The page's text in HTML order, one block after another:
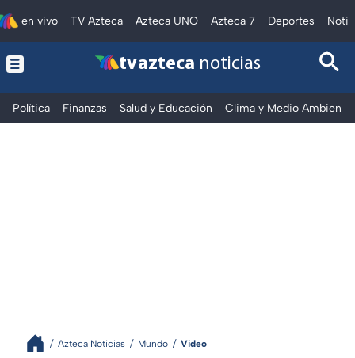
en vivo TV Azteca Azteca UNO Azteca 7 Deportes
tv azteca noticias
Política Finanzas Salud y Educación Clima y Medio Ambiente
Azteca Noticias Mundo Video